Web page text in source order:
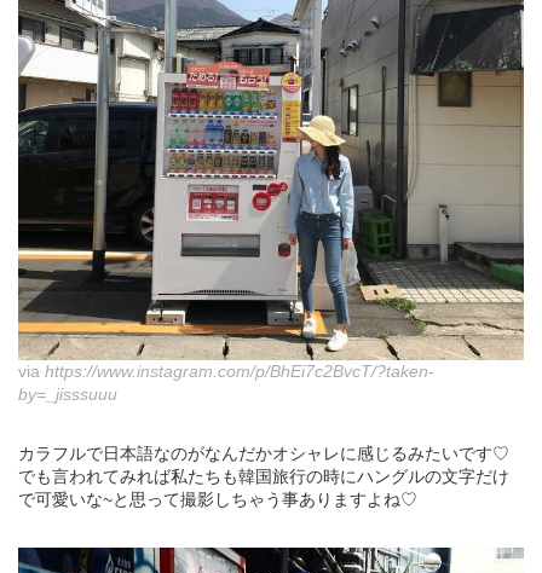
via https://www.instagram.com/p/BhEi7c2BvcT/?taken-
by=_jisssuuu
カラフルで日本語なのがなんだかオシャレに感じるみたいです♡
でも言われてみれば私たちも韓国旅行の時にハングルの文字だけ
で可愛いな~と思って撮影しちゃう事ありますよね♡